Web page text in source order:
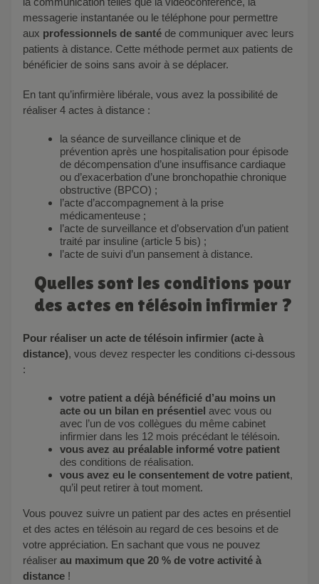
messagerie instantanée ou le téléphone pour permettre
aux professionnels de santé de communiquer avec leurs
patients à distance. Cette méthode permet aux patients de
bénéficier de soins sans avoir à se déplacer.
En tant qu’infirmière libérale, vous avez la possibilité de
réaliser 4 actes à distance :
la séance de surveillance clinique et de
prévention après une hospitalisation pour épisode
de décompensation d’une insuffisance cardiaque
ou d’exacerbation d’une bronchopathie chronique
obstructive (BPCO) ;
l’acte d’accompagnement à la prise
médicamenteuse ;
l’acte de surveillance et d’observation d’un patient
traité par insuline (article 5 bis) ;
l’acte de suivi d’un pansement à distance.
Quelles sont les conditions pour
des actes en télésoin infirmier ?
Pour réaliser un acte de télésoin infirmier (acte à
distance), vous devez respecter les conditions ci-dessous
:
votre patient a déjà bénéficié d’au moins un
acte ou un bilan en présentiel avec vous ou
avec l’un de vos collègues du même cabinet
infirmier dans les 12 mois précédant le télésoin.
vous avez au préalable informé votre patient
des conditions de réalisation.
vous avez eu le consentement de votre patient,
qu’il peut retirer à tout moment.
Vous pouvez suivre un patient par des actes en présentiel
et des actes en télésoin au regard de ces besoins et de
votre appréciation. En sachant que vous ne pouvez
réaliser au maximum que 20 % de votre activité à
distance !